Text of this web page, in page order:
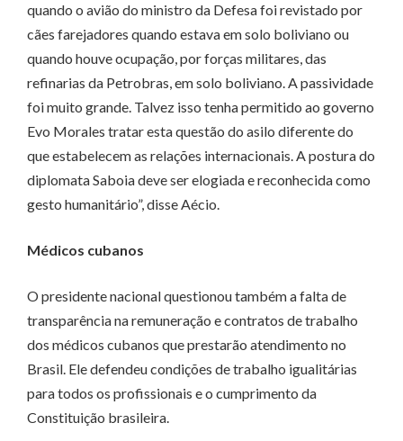
quando o avião do ministro da Defesa foi revistado por
cães farejadores quando estava em solo boliviano ou
quando houve ocupação, por forças militares, das
refinarias da Petrobras, em solo boliviano. A passividade
foi muito grande. Talvez isso tenha permitido ao governo
Evo Morales tratar esta questão do asilo diferente do
que estabelecem as relações internacionais. A postura do
diplomata Saboia deve ser elogiada e reconhecida como
gesto humanitário”, disse Aécio.
Médicos cubanos
O presidente nacional questionou também a falta de
transparência na remuneração e contratos de trabalho
dos médicos cubanos que prestarão atendimento no
Brasil. Ele defendeu condições de trabalho igualitárias
para todos os profissionais e o cumprimento da
Constituição brasileira.